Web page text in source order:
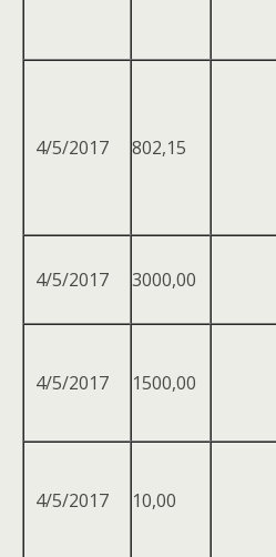
4/5/2017 802,15
4/5/2017 3000,00
4/5/2017 1500,00
4/5/2017 10,00